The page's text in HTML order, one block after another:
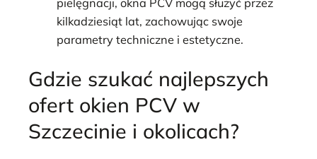
pielęgnacji, okna PCV mogą służyć przez
kilkadziesiąt lat, zachowując swoje
parametry techniczne i estetyczne.
Gdzie szukać najlepszych
ofert okien PCV w
Szczecinie i okolicach?